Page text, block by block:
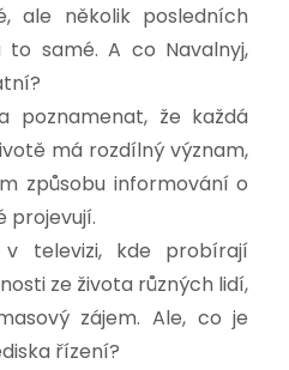
ale několik posledních
samé. A co Navalnyj,
poznamenat, že každá
má rozdílný význam,
způsobu informování o
projevují.
televizi, kde probírají
ze života různých lidí,
zájem. Ale, co je
řízení?